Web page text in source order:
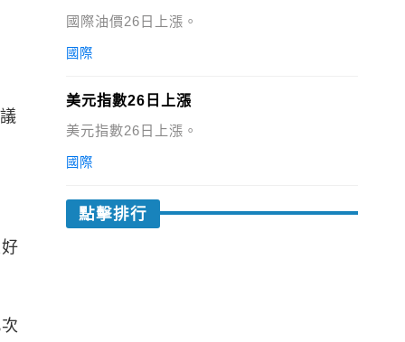
國際油價26日上漲。
國際
美元指數26日上漲
美元指數26日上漲。
國際
點擊排行